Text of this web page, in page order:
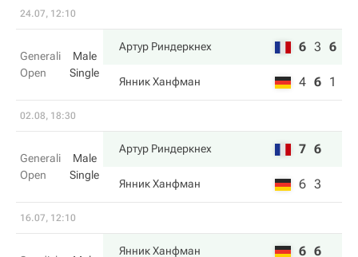
24.07, 12:10
Generali
Open
Male
Single
Артур Риндеркнех 6 3 6
Янник Ханфман 4 6 1
02.08, 18:30
Generali
Open
Male
Single
Артур Риндеркнех 7 6
Янник Ханфман 6 3
16.07, 12:10
Янник Ханфман 6 6